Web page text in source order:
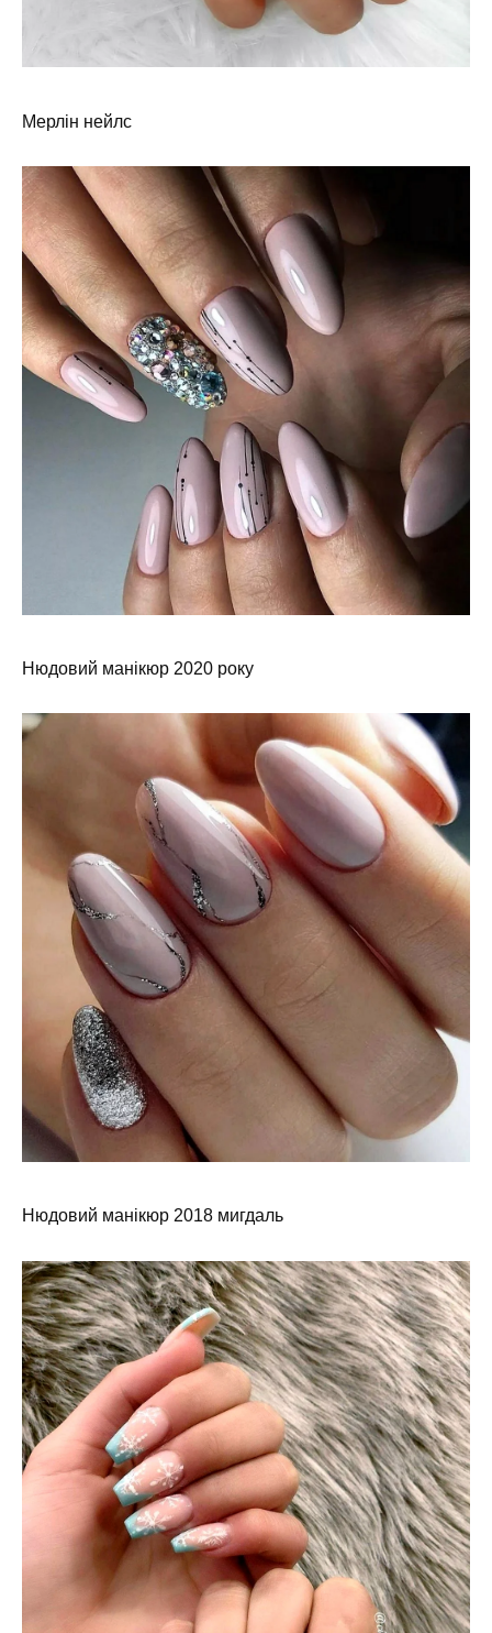
Мерлін нейлс
Нюдовий манікюр 2020 року
Нюдовий манікюр 2018 мигдаль